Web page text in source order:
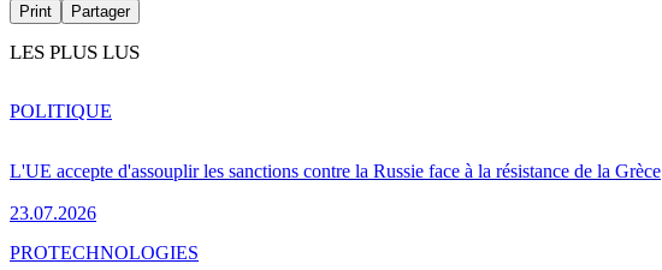
Print Partager
LES PLUS LUS
L'UE accepte d'assouplir les sanctions contre la Russie face à la résistance de la Grèce
23.07.2026
POLITIQUE
PROTECHNOLOGIES